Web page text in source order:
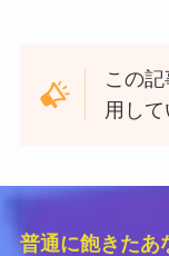
この
用して
普通に飽きたあ